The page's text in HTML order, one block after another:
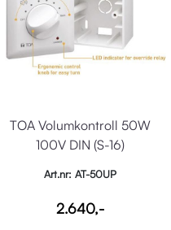
TOA Volumkontroll 50W
100V DIN (S-16)
Art.nr: AT-50UP
2.640,-